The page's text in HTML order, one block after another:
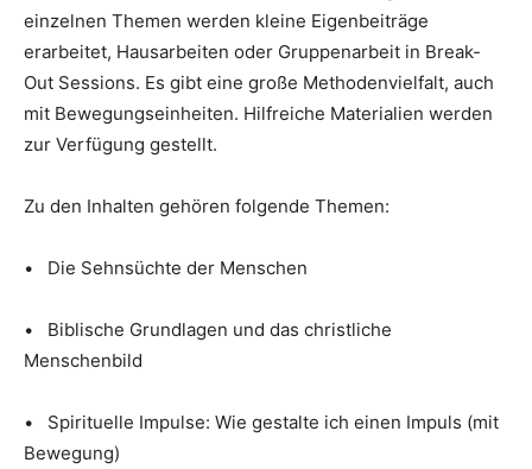
einzelnen Themen werden kleine Eigenbeiträge
erarbeitet, Hausarbeiten oder Gruppenarbeit in Break-
Out Sessions. Es gibt eine große Methodenvielfalt, auch
mit Bewegungseinheiten. Hilfreiche Materialien werden
zur Verfügung gestellt.
Zu den Inhalten gehören folgende Themen:
• Die Sehnsüchte der Menschen
• Biblische Grundlagen und das christliche
Menschenbild
• Spirituelle Impulse: Wie gestalte ich einen Impuls (mit
Bewegung)